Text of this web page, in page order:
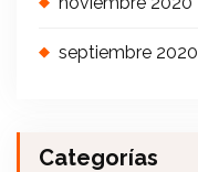
septiembre 2020
Categorías